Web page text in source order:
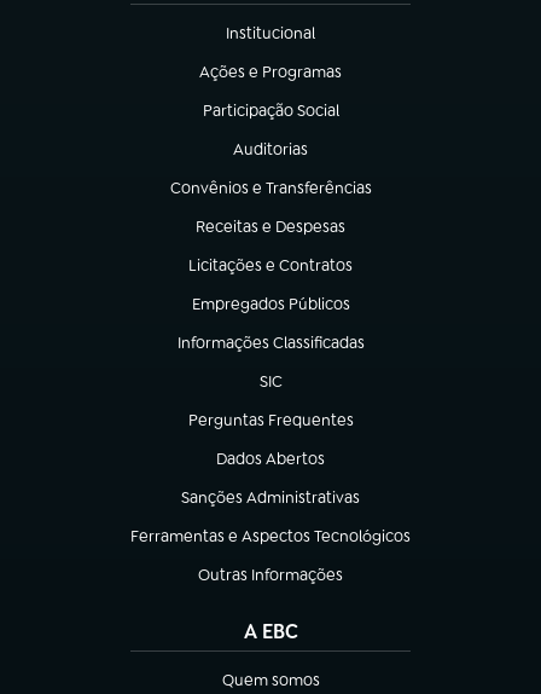
Institucional
(abre em nova aba)
Ações e Programas
(abre em nova aba)
Participação Social
(abre em nova aba)
Auditorias
(abre em nova aba)
Convênios e Transferências
(abre em nova aba)
Receitas e Despesas
(abre em nova aba)
Licitações e Contratos
(abre em nova aba)
Empregados Públicos
(abre em nova aba)
Informações Classificadas
(abre em nova aba)
SIC
(abre em nova aba)
Perguntas Frequentes
(abre em nova aba)
Dados Abertos
(abre em nova aba)
Sanções Administrativas
(abre em nova aba)
Ferramentas e Aspectos Tecnológicos
(abre em nova aba)
Outras Informações
(abre em nova aba)
A EBC
Quem somos
(abre em nova aba)